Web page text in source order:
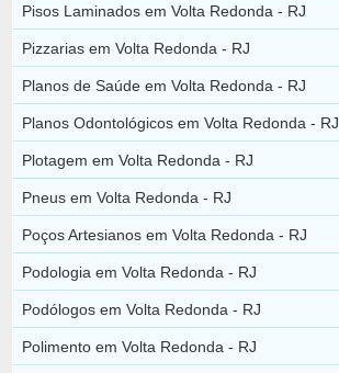
Pisos Laminados em Volta Redonda - RJ
Pizzarias em Volta Redonda - RJ
Planos de Saúde em Volta Redonda - RJ
Planos Odontológicos em Volta Redonda - RJ
Plotagem em Volta Redonda - RJ
Pneus em Volta Redonda - RJ
Poços Artesianos em Volta Redonda - RJ
Podologia em Volta Redonda - RJ
Podólogos em Volta Redonda - RJ
Polimento em Volta Redonda - RJ